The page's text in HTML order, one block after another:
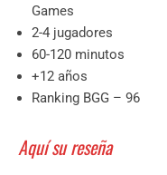
Games
2-4 jugadores
60-120 minutos
+12 años
Ranking BGG – 96
Aquí su reseña